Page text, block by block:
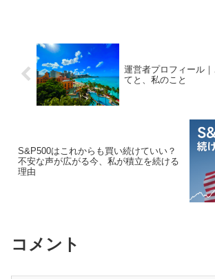
運営者プロフィール
てと、私のこと
S&P500はこれからも買い続けていい？
不安な声が広がる今、私が積立を続ける
理由
コメント